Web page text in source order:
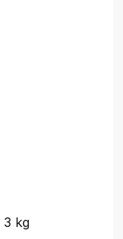
3 kg